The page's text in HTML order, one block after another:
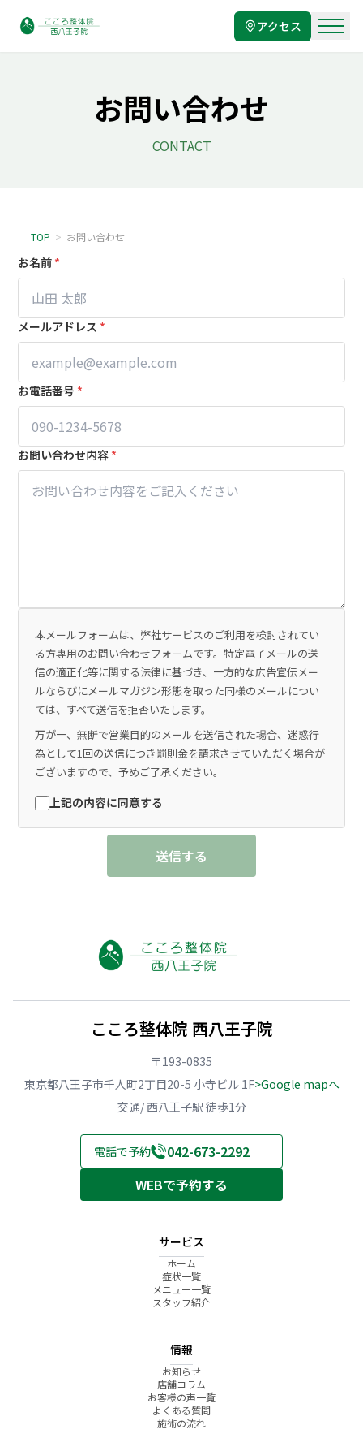
アクセス
お問い合わせ
CONTACT
TOP > お問い合わせ
お名前 *
メールアドレス *
お電話番号 *
お問い合わせ内容 *
本メールフォームは、弊社サービスのご利用を検討されてい
る方専用のお問い合わせフォームです。特定電子メールの送
信の適正化等に関する法律に基づき、一方的な広告宣伝メー
ルならびにメールマガジン形態を取った同様のメールについ
ては、すべて送信を拒否いたします。
万が一、無断で営業目的のメールを送信された場合、迷惑行
為として1回の送信につき罰則金を請求させていただく場合が
ございますので、予めご了承ください。
上記の内容に同意する
送信する
こころ整体院 西八王子院
〒193-0835
東京都八王子市千人町2丁目20-5 小寺ビル 1F>Google mapへ
交通/ 西八王子駅 徒歩1分
電話で予約
042-673-2292
WEBで予約する
サービス
ホーム
症状一覧
メニュー一覧
スタッフ紹介
情報
お知らせ
店舗コラム
お客様の声一覧
よくある質問
施術の流れ